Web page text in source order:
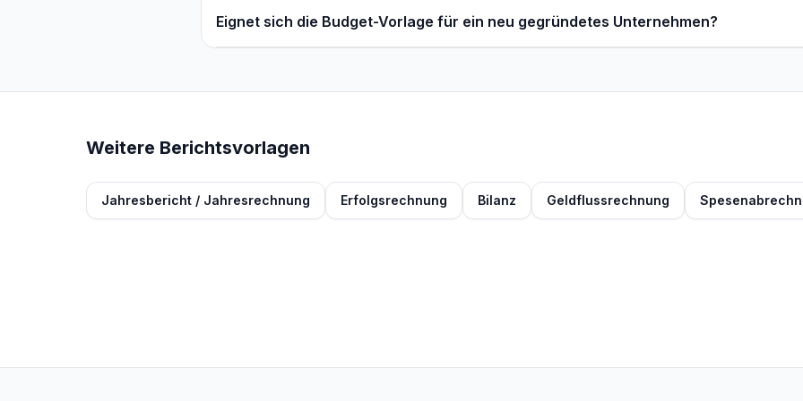
Eignet sich die Budget-Vorlage für ein neu gegründetes Unternehmen?
Weitere Berichtsvorlagen
Jahresbericht / Jahresrechnung Erfolgsrechnung Bilanz Geldflussrechnung